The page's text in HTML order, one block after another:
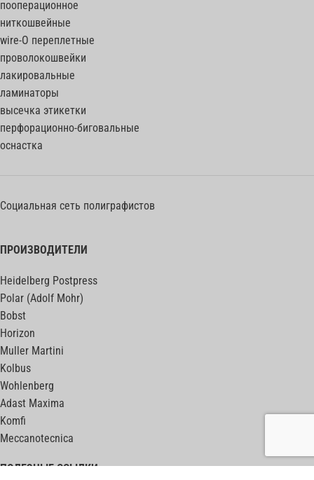
пооперационное
ниткошвейные
wire-O переплетные
проволокошвейки
лакировальные
ламинаторы
высечка этикетки
перфорационно-биговальные
оснастка
Социальная сеть полиграфистов
ПРОИЗВОДИТЕЛИ
Heidelberg Postpress
Polar (Adolf Mohr)
Bobst
Horizon
Muller Martini
Kolbus
Wohlenberg
Adast Maxima
Komfi
Meccanotecnica
ПОЛЕЗНЫЕ ССЫЛКИ